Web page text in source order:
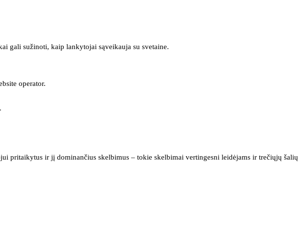
gali sužinoti, kaip lankytojai sąveikauja su svetaine.
operator.
pritaikytus ir jį dominančius skelbimus – tokie skelbimai vertingesni leidėjams ir trečiųjų šalių